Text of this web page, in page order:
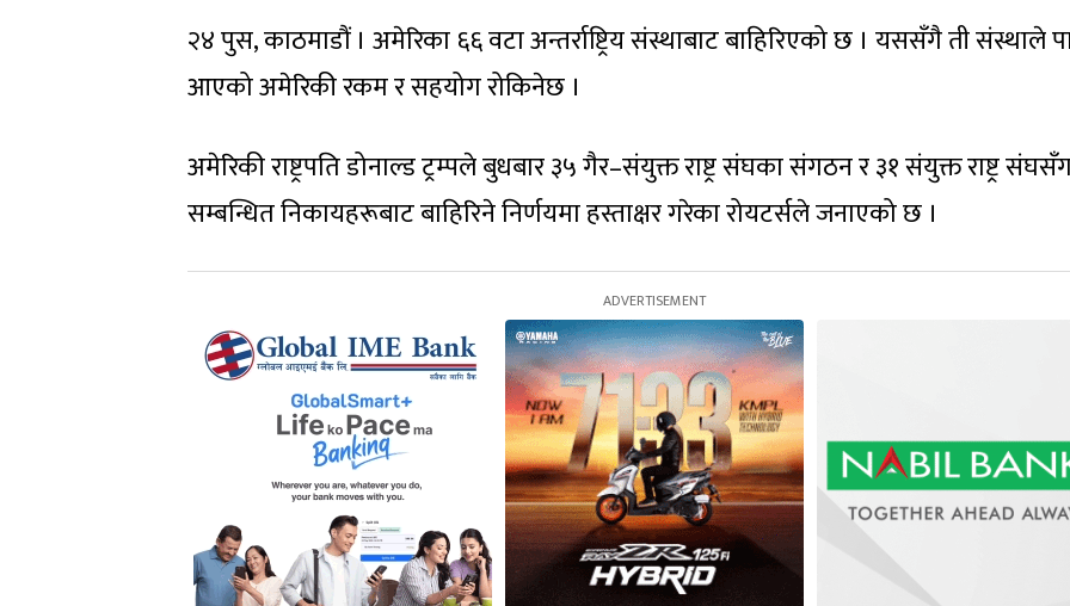
२४ पुस, काठमाडौं । अमेरिका ६६ वटा अन्तर्राष्ट्रिय संस्थाबाट बाहिरिएको छ । यससँगै ती संस्थाले
आएको अमेरिकी रकम र सहयोग रोकिनेछ ।
अमेरिकी राष्ट्रपति डोनाल्ड ट्रम्पले बुधबार ३५ गैर–संयुक्त राष्ट्र संघका संगठन र ३१ संयुक्त राष्ट्र
सम्बन्धित निकायहरूबाट बाहिरिने निर्णयमा हस्ताक्षर गरेका रोयटर्सले जनाएको छ ।